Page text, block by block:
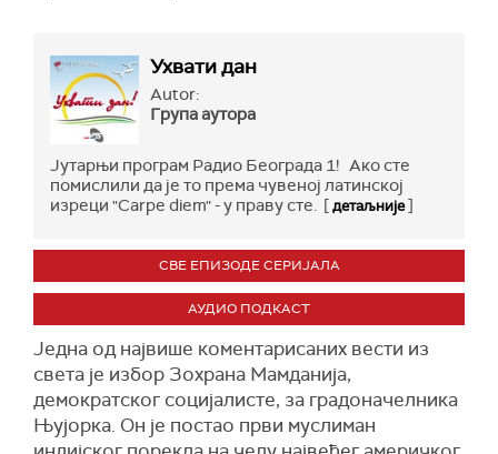
Ухвати дан
Autor:
Група аутора
Јутарњи програм Радио Београда 1! Ако сте
помислили да је то према чувеној латинској
изреци "Carpe diem" - у праву сте. [детаљније]
СВЕ ЕПИЗОДЕ СЕРИЈАЛА
АУДИО ПОДКАСТ
Једна од највише коментарисаних вести из
света је избор Зохрана Мамданија,
демократског социјалисте, за градоначелника
Њујорка. Он је постао први муслиман